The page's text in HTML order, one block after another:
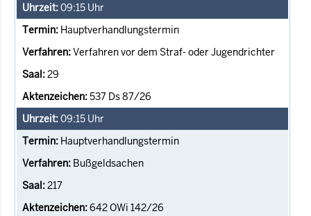
09:15 Uhr
Hauptverhandlungstermin
Verfahren vor dem Straf- oder Jugendrichter
29
537 Ds 87/26
09:15 Uhr
Hauptverhandlungstermin
Bußgeldsachen
217
642 OWi 142/26